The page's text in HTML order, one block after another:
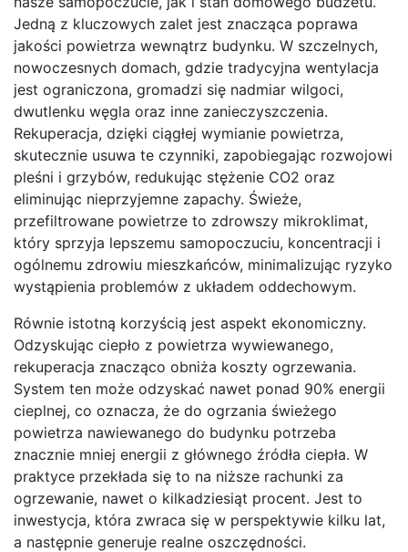
Jedną z kluczowych zalet jest znacząca poprawa
jakości powietrza wewnątrz budynku. W szczelnych,
nowoczesnych domach, gdzie tradycyjna wentylacja
jest ograniczona, gromadzi się nadmiar wilgoci,
dwutlenku węgla oraz inne zanieczyszczenia.
Rekuperacja, dzięki ciągłej wymianie powietrza,
skutecznie usuwa te czynniki, zapobiegając rozwojowi
pleśni i grzybów, redukując stężenie CO2 oraz
eliminując nieprzyjemne zapachy. Świeże,
przefiltrowane powietrze to zdrowszy mikroklimat,
który sprzyja lepszemu samopoczuciu, koncentracji i
ogólnemu zdrowiu mieszkańców, minimalizując ryzyko
wystąpienia problemów z układem oddechowym.
Równie istotną korzyścią jest aspekt ekonomiczny.
Odzyskując ciepło z powietrza wywiewanego,
rekuperacja znacząco obniża koszty ogrzewania.
System ten może odzyskać nawet ponad 90% energii
cieplnej, co oznacza, że do ogrzania świeżego
powietrza nawiewanego do budynku potrzeba
znacznie mniej energii z głównego źródła ciepła. W
praktyce przekłada się to na niższe rachunki za
ogrzewanie, nawet o kilkadziesiąt procent. Jest to
inwestycja, która zwraca się w perspektywie kilku lat,
a następnie generuje realne oszczędności.